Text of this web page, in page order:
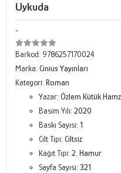
Uykuda
-
Barkod: 9786257170024
Marka: Cinius Yayınları
Kategori: Roman
Yazar: Özlem Kütük
Basım Yılı: 2020
Baskı Sayısı: 1
Cilt Tipi: Ciltsiz
Kağıt Tipi: 2. Hamur
Sayfa Sayısı: 321